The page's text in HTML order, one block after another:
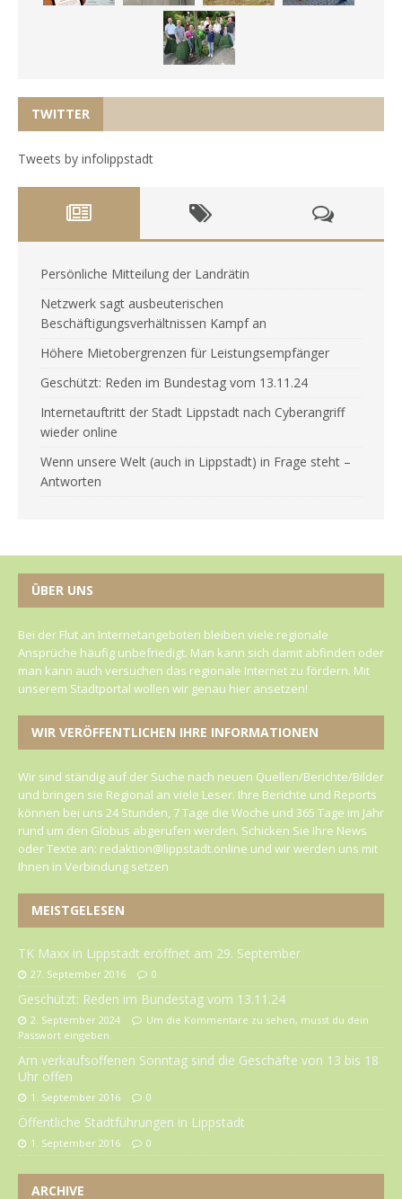
TWITTER
Tweets by infolippstadt
Persönliche Mitteilung der Landrätin
Netzwerk sagt ausbeuterischen
Beschäftigungsverhältnissen Kampf an
Höhere Mietobergrenzen für Leistungsempfänger
Geschützt: Reden im Bundestag vom 13.11.24
Internetauftritt der Stadt Lippstadt nach Cyberangriff
wieder online
Wenn unsere Welt (auch in Lippstadt) in Frage steht –
Antworten
ÜBER UNS
Bei der Flut an Internetangeboten bleiben viele regionale
Ansprüche häufig unbefriedigt. Man kann sich damit abfinden oder
man kann auch versuchen das regionale Internet zu fördern. Mit
unserem Stadtportal wollen wir genau hier ansetzen!
WIR VERÖFFENTLICHEN IHRE INFORMATIONEN
Wir sind ständig auf der Suche nach neuen Quellen/Berichte/Bilder
und bringen sie Regional an viele Leser. Ihre Berichte und Reports
können bei uns 24 Stunden, 7 Tage die Woche und 365 Tage im Jahr
rund um den Globus abgerufen werden. Schicken Sie Ihre News
oder Texte an: redaktion@lippstadt.online und wir werden uns mit
Ihnen in Verbindung setzen
MEISTGELESEN
TK Maxx in Lippstadt eröffnet am 29. September
27. September 2016 0
Geschützt: Reden im Bundestag vom 13.11.24
2. September 2024
Um die Kommentare zu sehen, musst du dein
Passwort eingeben.
Am verkaufsoffenen Sonntag sind die Geschäfte von 13 bis 18
Uhr offen
1. September 2016 0
Öffentliche Stadtführungen in Lippstadt
1. September 2016 0
ARCHIVE